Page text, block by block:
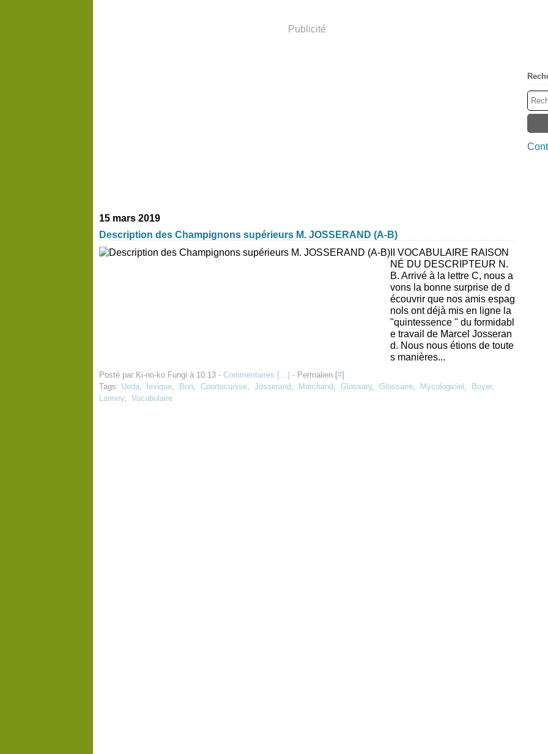
Publicité
15 mars 2019
Description des Champignons supérieurs M. JOSSERAND (A-B)
II VOCABULAIRE RAISON
NÉ DU DESCRIPTEUR N.
B. Arrivé à la lettre C, nous a
vons la bonne surprise de d
écouvrir que nos amis espag
nols ont déjà mis en ligne la
"quintessence " du formidabl
e travail de Marcel Josseran
d. Nous nous étions de toute
s manières...
Posté par Ki-no-ko Fungi à 10:13 - Commentaires […] - Permalien [#]
Tags: Ueda, lexique, Bon, Courtecuisse, Josserand, Marchand, Glossary, Glossaire, Mycologiciel , Boyer,
Lannoy, Vocabulaire